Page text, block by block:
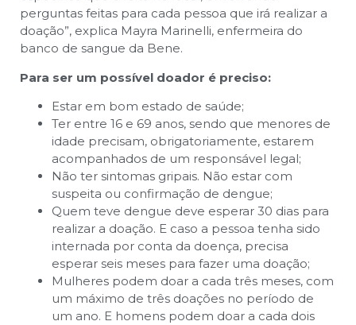
perguntas feitas para cada pessoa que irá realizar a
doação”, explica Mayra Marinelli, enfermeira do
banco de sangue da Bene.
Para ser um possível doador é preciso:
Estar em bom estado de saúde;
Ter entre 16 e 69 anos, sendo que menores de
idade precisam, obrigatoriamente, estarem
acompanhados de um responsável legal;
Não ter sintomas gripais. Não estar com
suspeita ou confirmação de dengue;
Quem teve dengue deve esperar 30 dias para
realizar a doação. E caso a pessoa tenha sido
internada por conta da doença, precisa
esperar seis meses para fazer uma doação;
Mulheres podem doar a cada três meses, com
um máximo de três doações no período de
um ano. E homens podem doar a cada dois